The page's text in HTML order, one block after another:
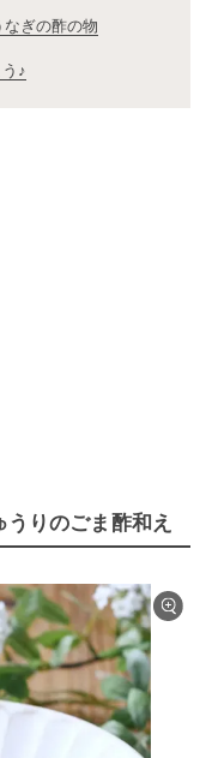
ぎの酢の物
♪
りのごま酢和え